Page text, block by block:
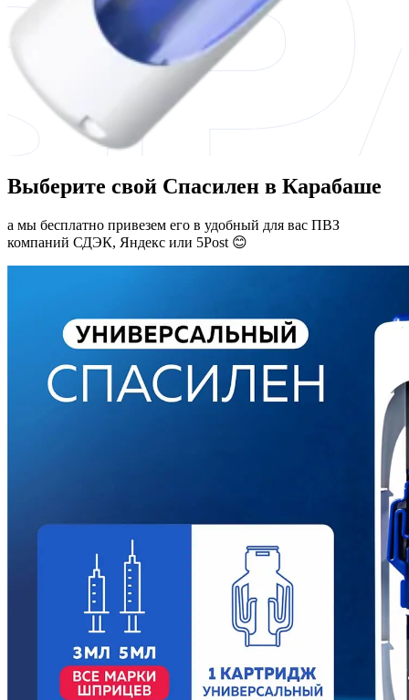
Выберите свой Спасилен в Карабаше
а мы бесплатно привезем его в удобный для вас ПВЗ
компаний СДЭК, Яндекс или 5Post 😊